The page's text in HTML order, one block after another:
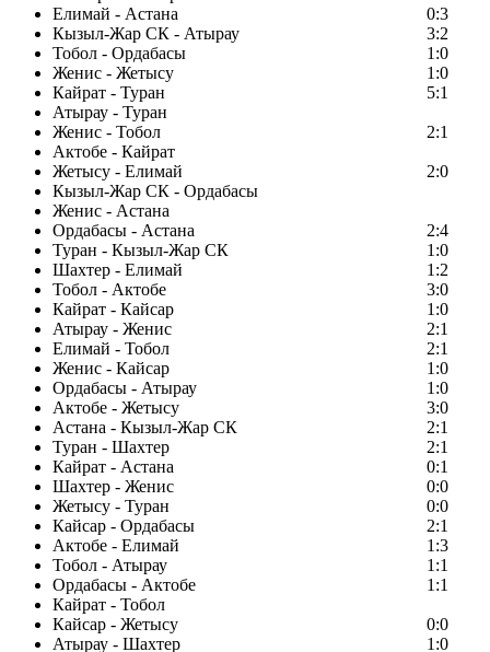
Елимай - Астана
0:3
Кызыл-Жар СК - Атырау
3:2
Тобол - Ордабасы
1:0
Женис - Жетысу
1:0
Кайрат - Туран
5:1
Атырау - Туран
Женис - Тобол
2:1
Актобе - Кайрат
Жетысу - Елимай
2:0
Кызыл-Жар СК - Ордабасы
Женис - Астана
Ордабасы - Астана
2:4
Туран - Кызыл-Жар СК
1:0
Шахтер - Елимай
1:2
Тобол - Актобе
3:0
Кайрат - Кайсар
1:0
Атырау - Женис
2:1
Елимай - Тобол
2:1
Женис - Кайсар
1:0
Ордабасы - Атырау
1:0
Актобе - Жетысу
3:0
Астана - Кызыл-Жар СК
2:1
Туран - Шахтер
2:1
Кайрат - Астана
0:1
Шахтер - Женис
0:0
Жетысу - Туран
0:0
Кайсар - Ордабасы
2:1
Актобе - Елимай
1:3
Тобол - Атырау
1:1
Ордабасы - Актобе
1:1
Кайрат - Тобол
Кайсар - Жетысу
0:0
Атырау - Шахтер
1:0